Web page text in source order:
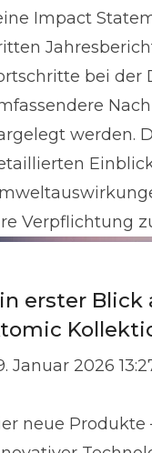
Impact
bei der
werden.
Verpflichtung
erster
Januar 2026
neue